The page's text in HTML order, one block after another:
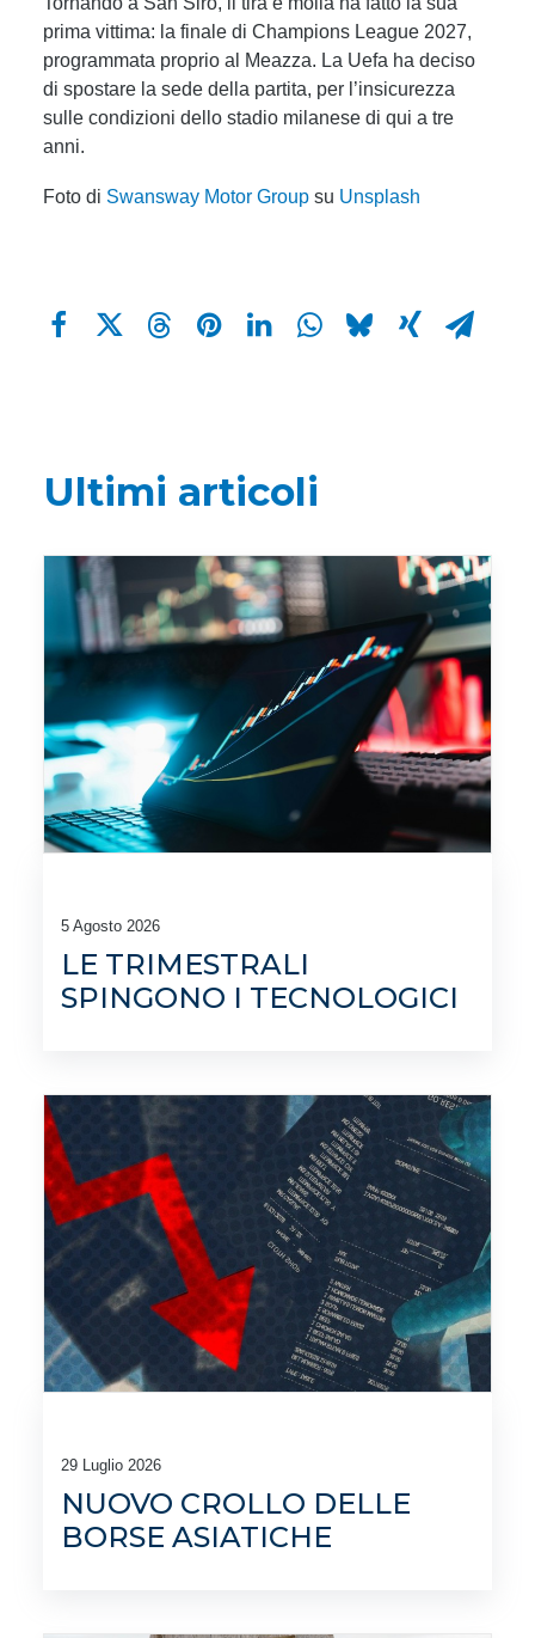
prima vittima: la finale di Champions League 2027,
programmata proprio al Meazza. La Uefa ha deciso
di spostare la sede della partita, per l’insicurezza
sulle condizioni dello stadio milanese di qui a tre
anni.
Foto di Swansway Motor Group su Unsplash
Ultimi articoli
5 Agosto 2026
LE TRIMESTRALI
SPINGONO I TECNOLOGICI
29 Luglio 2026
NUOVO CROLLO DELLE
BORSE ASIATICHE